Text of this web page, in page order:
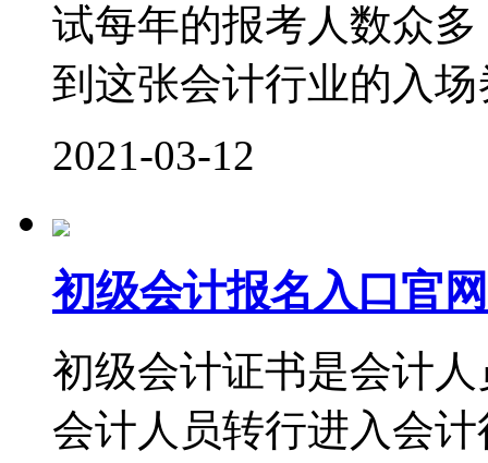
试每年的报考人数众
到这张会计行业的入
2021-03-12
初级会计报名入口官
初级会计证书是会计
会计人员转行进入会